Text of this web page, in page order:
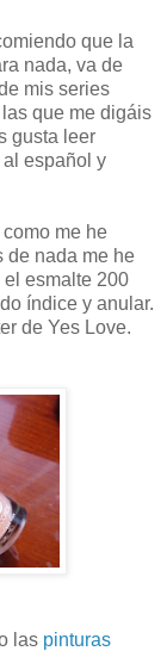
que la
nada, va de
mis series
que me digáis
gusta leer
español y
me he
de nada me he
esmalte 200
índice y anular.
de Yes Love.
las pinturas